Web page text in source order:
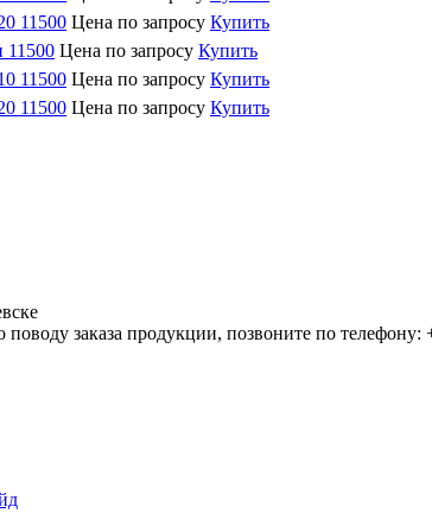
11500 Цена по запросу Купить
11500 Цена по запросу Купить
11500 Цена по запросу Купить
11500 Цена по запросу Купить
заказа продукции, позвоните по телефону: